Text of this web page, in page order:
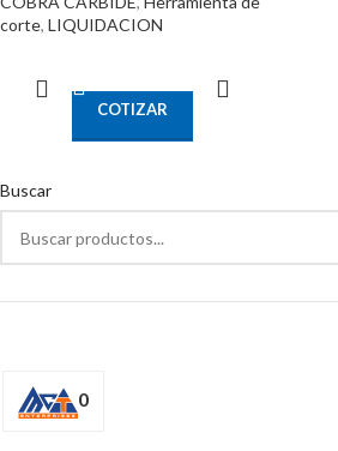
Buscar
0
corte, LIQUIDACION
COTIZAR